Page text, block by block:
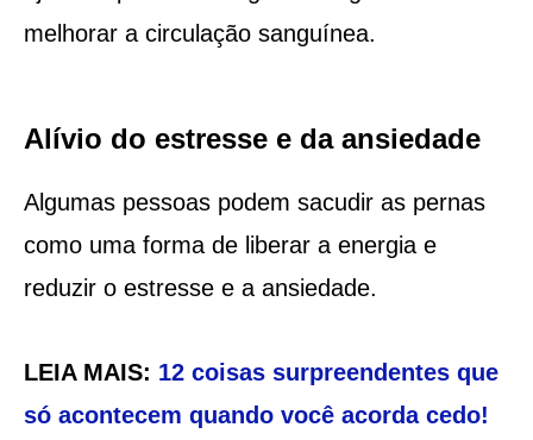
melhorar a circulação sanguínea.
Alívio do estresse e da ansiedade
Algumas pessoas podem sacudir as pernas
como uma forma de liberar a energia e
reduzir o estresse e a ansiedade.
LEIA MAIS: 12 coisas surpreendentes que
só acontecem quando você acorda cedo!